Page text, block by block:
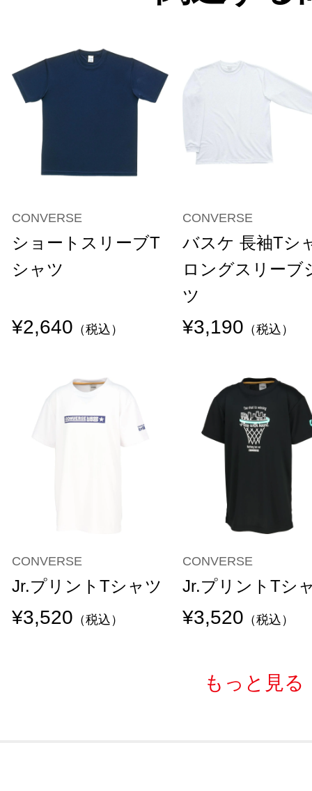
CONVERSE
ショートスリーブT
シャツ
¥2,640 （税込）
CONVERSE
バスケ 長袖Tシ
ロングスリーブ
ツ
¥3,190 （税込）
CONVERSE
Jr.プリントTシャツ
¥3,520 （税込）
CONVERSE
Jr.プリントTシ
¥3,520 （税込）
もっと見る